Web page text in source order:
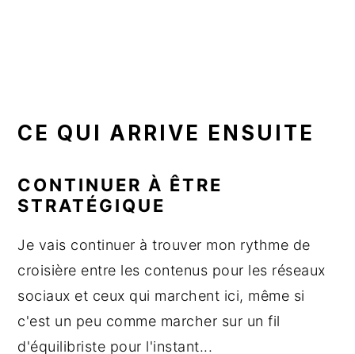
CE QUI ARRIVE ENSUITE
CONTINUER À ÊTRE
STRATÉGIQUE
Je vais continuer à trouver mon rythme de
croisière entre les contenus pour les réseaux
sociaux et ceux qui marchent ici, même si
c'est un peu comme marcher sur un fil
d'équilibriste pour l'instant...